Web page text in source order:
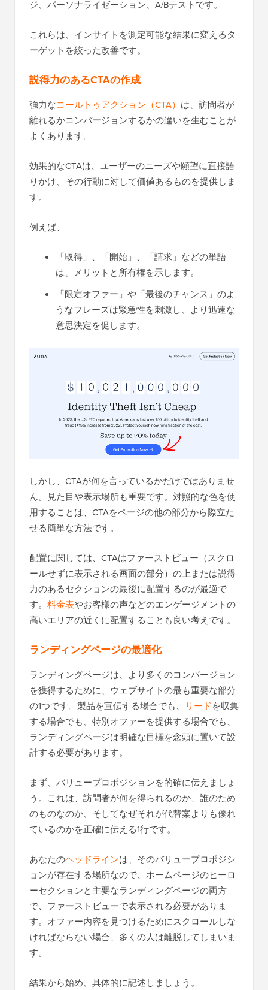
ジ、パーソナライゼーション、A/Bテストです。
これらは、インサイトを測定可能な結果に変えるタ
ーゲットを絞った改善です。
説得力のあるCTAの作成
強力なコールトゥアクション（CTA） は、訪問者が
離れるかコンバージョンするかの違いを生むことが
よくあります。
効果的なCTAは、ユーザーのニーズや願望に直接語
りかけ、その行動に対して価値あるものを提供しま
す。
例えば、
「取得」、「開始」、「請求」などの単語
は、メリットと所有権を示します。
「限定オファー」や「最後のチャンス」のよ
うなフレーズは緊急性を刺激し、より迅速な
意思決定を促します。
しかし、CTAが何を言っているかだけではありませ
ん。見た目や表示場所も重要です。対照的な色を使
用することは、CTAをページの他の部分から際立た
せる簡単な方法です。
配置に関しては、CTAはファーストビュー（スクロ
ールせずに表示される画面の部分）の上または説得
力のあるセクションの最後に配置するのが最適で
す。 料金表やお客様の声などのエンゲージメントの
高いエリアの近くに配置することも良い考えです。
ランディングページの最適化
ランディングページは、より多くのコンバージョン
を獲得するために、ウェブサイトの最も重要な部分
の1つです。製品を宣伝する場合でも、 リードを収集
する場合でも、特別オファーを提供する場合でも、
ランディングページは明確な目標を念頭に置いて設
計する必要があります。
まず、バリュープロポジションを的確に伝えましょ
う。これは、訪問者が何を得られるのか、誰のため
のものなのか、そしてなぜそれが代替案よりも優れ
ているのかを正確に伝える1行です。
あなたのヘッドラインは、そのバリュープロポジシ
ョンが存在する場所なので、ホームページのヒーロ
ーセクションと主要なランディングページの両方
で、ファーストビューで表示される必要がありま
す。オファー内容を見つけるためにスクロールしな
ければならない場合、多くの人は離脱してしまいま
す。
結果から始め、具体的に記述しましょう。